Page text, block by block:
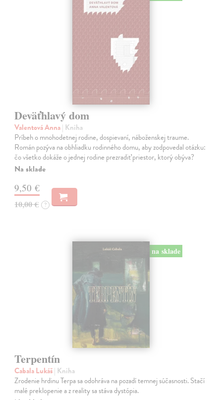
Deväťhlavý dom
Valentová Anna| Kniha
Príbeh o mnohodetnej rodine, dospievaní, náboženskej traume.
Román pozýva na obhliadku rodinného domu, aby zodpovedal otázku:
čo všetko dokáže o jednej rodine prezradiť priestor, ktorý obýva?
Na sklade
9,50 €
10,00 € ?
na sklade
Terpentín
Cabala Lukáš| Kniha
Zrodenie hrdinu Terpa sa odohráva na pozadí temnej súčasnosti. Stačí
malé preklopenie a z reality sa stáva dystópia.